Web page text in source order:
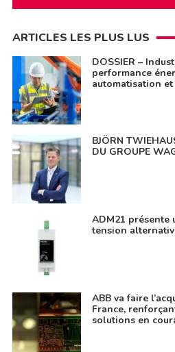
ARTICLES LES PLUS LUS
DOSSIER –
performance
automatisation
BJÖRN
DU GROUPE
ADM21 présente
tension
ABB va faire
France,
solutions en